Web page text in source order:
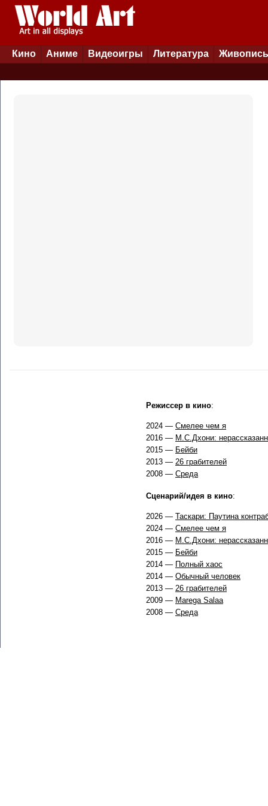
Кино Аниме Видеоигры Литература Живопись
Режиссер в кино:
2024 — Смелее чем я
2016 — М.С.Дхони:
2015 — Бейби
2013 — 26 грабителей
2008 — Среда
Сценарий/идея в кино:
2026 — Таскари: Паутина
2024 — Смелее чем я
2016 — М.С.Дхони:
2015 — Бейби
2014 — Полный хаос
2014 — Обычный человек
2013 — 26 грабителей
2009 — Marega Salaa
2008 — Среда